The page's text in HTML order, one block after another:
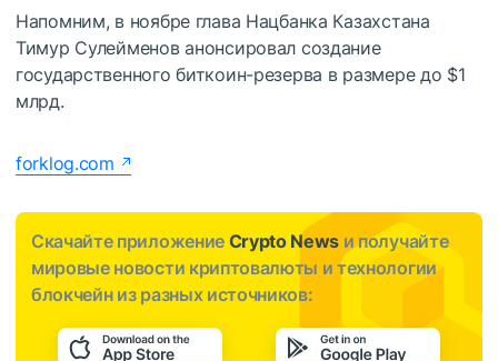
Напомним, в ноябре глава Нацбанка Казахстана
Тимур Сулейменов анонсировал создание
государственного биткоин-резерва в размере до $1
млрд.
forklog.com
Скачайте приложение Crypto News и получайте
мировые новости криптовалюты и технологии
блокчейн из разных источников: